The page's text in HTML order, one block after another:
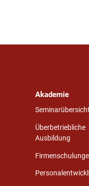
Akademie
Seminarübersicht
Überbetriebliche
Ausbildung